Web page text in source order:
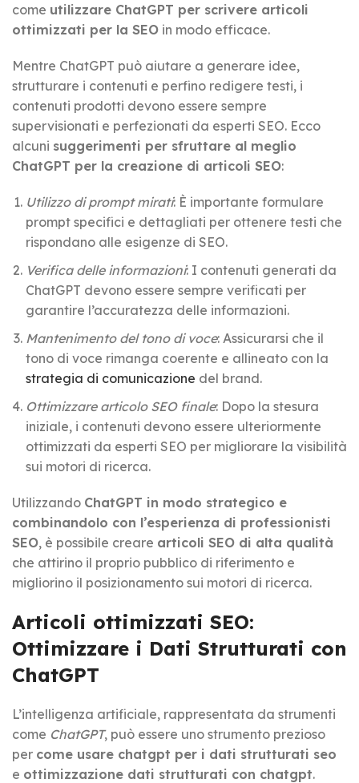
come utilizzare ChatGPT per scrivere articoli
ottimizzati per la SEO in modo efficace.
Mentre ChatGPT può aiutare a generare idee,
strutturare i contenuti e perfino redigere testi, i
contenuti prodotti devono essere sempre
supervisionati e perfezionati da esperti SEO. Ecco
alcuni suggerimenti per sfruttare al meglio
ChatGPT per la creazione di articoli SEO:
Utilizzo di prompt mirati: È importante formulare
prompt specifici e dettagliati per ottenere testi che
rispondano alle esigenze di SEO.
Verifica delle informazioni: I contenuti generati da
ChatGPT devono essere sempre verificati per
garantire l’accuratezza delle informazioni.
Mantenimento del tono di voce: Assicurarsi che il
tono di voce rimanga coerente e allineato con la
strategia di comunicazione del brand.
Ottimizzare articolo SEO finale: Dopo la stesura
iniziale, i contenuti devono essere ulteriormente
ottimizzati da esperti SEO per migliorare la visibilità
sui motori di ricerca.
Utilizzando ChatGPT in modo strategico e
combinandolo con l’esperienza di professionisti
SEO, è possibile creare articoli SEO di alta qualità
che attirino il proprio pubblico di riferimento e
migliorino il posizionamento sui motori di ricerca.
Articoli ottimizzati SEO:
Ottimizzare i Dati Strutturati con
ChatGPT
L’intelligenza artificiale, rappresentata da strumenti
come ChatGPT, può essere uno strumento prezioso
per come usare chatgpt per i dati strutturati seo
e ottimizzazione dati strutturati con chatgpt.